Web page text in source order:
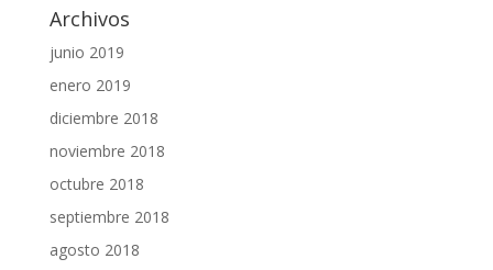
Archivos
junio 2019
enero 2019
diciembre 2018
noviembre 2018
octubre 2018
septiembre 2018
agosto 2018